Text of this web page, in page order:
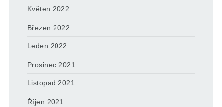
Květen 2022
Březen 2022
Leden 2022
Prosinec 2021
Listopad 2021
Říjen 2021